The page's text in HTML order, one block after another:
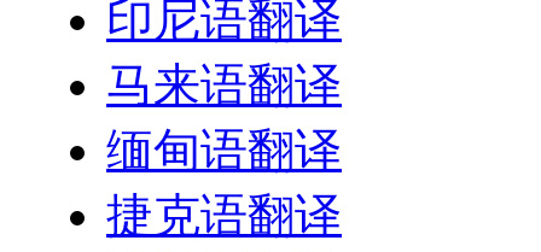
印尼语翻译
马来语翻译
缅甸语翻译
捷克语翻译